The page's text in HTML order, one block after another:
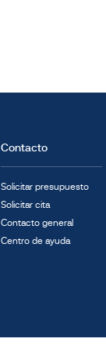
Contacto
Solicitar presupuesto
Solicitar cita
Contacto general
Centro de ayuda